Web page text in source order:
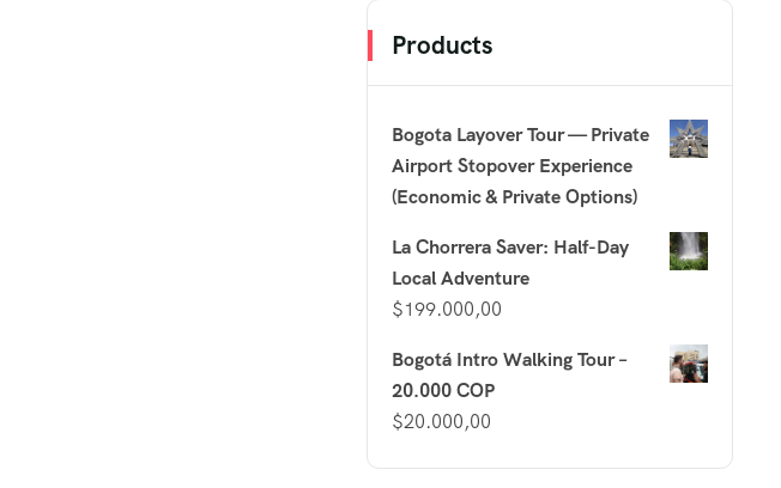
Products
Bogota Layover Tour — Private
Airport Stopover Experience
(Economic & Private Options)
La Chorrera Saver: Half-Day
Local Adventure
$199.000,00
Bogotá Intro Walking Tour –
20.000 COP
$20.000,00